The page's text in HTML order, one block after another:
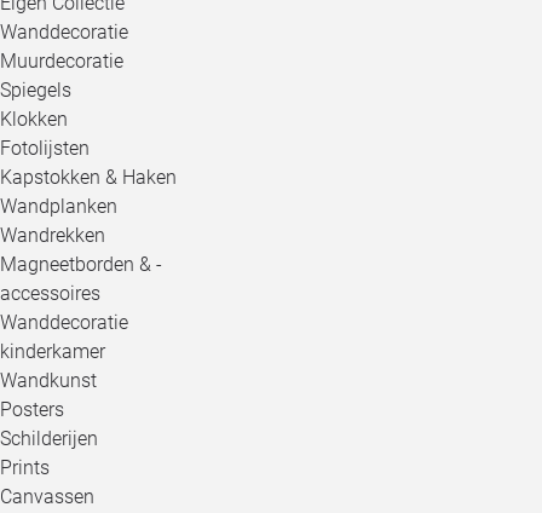
Wanddecoratie
Muurdecoratie
Spiegels
Klokken
Fotolijsten
Kapstokken & Haken
Wandplanken
Wandrekken
Magneetborden & -
accessoires
Wanddecoratie
kinderkamer
Wandkunst
Posters
Schilderijen
Prints
Canvassen